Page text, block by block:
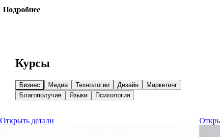
Подробнее
Курсы
Бизнес Медиа Технологии Дизайн
Маркетинг
Благополучие
Языки Психология
Открыть детали